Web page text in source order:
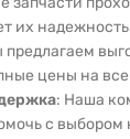
их
предлагаем
цены на
: Наша
с